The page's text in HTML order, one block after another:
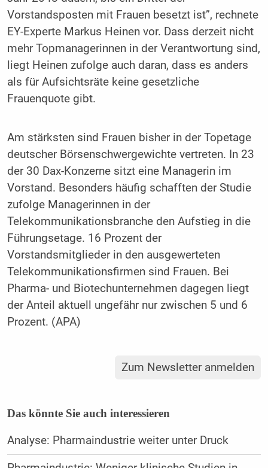
Vorstandsposten mit Frauen besetzt ist”, rechnete
EY-Experte Markus Heinen vor. Dass derzeit nicht
mehr Topmanagerinnen in der Verantwortung sind,
liegt Heinen zufolge auch daran, dass es anders
als für Aufsichtsräte keine gesetzliche
Frauenquote gibt.
Am stärksten sind Frauen bisher in der Topetage
deutscher Börsenschwergewichte vertreten. In 23
der 30 Dax-Konzerne sitzt eine Managerin im
Vorstand. Besonders häufig schafften der Studie
zufolge Managerinnen in der
Telekommunikationsbranche den Aufstieg in die
Führungsetage. 16 Prozent der
Vorstandsmitglieder in den ausgewerteten
Telekommunikationsfirmen sind Frauen. Bei
Pharma- und Biotechunternehmen dagegen liegt
der Anteil aktuell ungefähr nur zwischen 5 und 6
Prozent. (APA)
Zum Newsletter anmelden
Das könnte Sie auch interessieren
Analyse: Pharmaindustrie weiter unter Druck